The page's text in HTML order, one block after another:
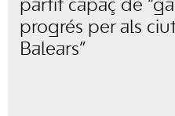
partit capaç de
progrés per als
Balears”